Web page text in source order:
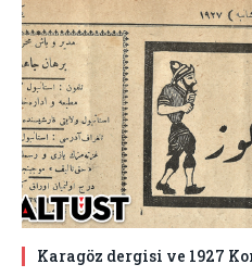
Karagöz dergisi ve 1927